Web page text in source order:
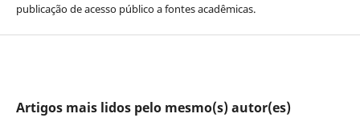
publicação de acesso público a fontes acadêmicas.
Artigos mais lidos pelo mesmo(s) autor(es)